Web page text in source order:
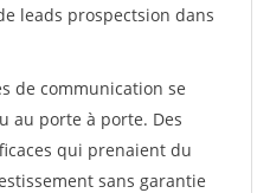
leads prospectsion dans
de communication se
au porte à porte. Des
qui prenaient du
sans garantie